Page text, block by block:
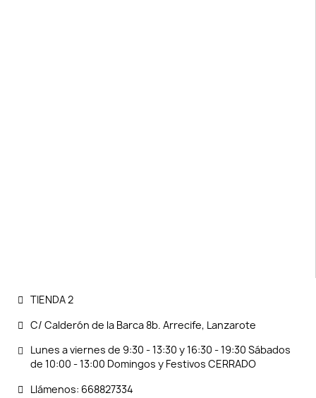
TIENDA 2
C/ Calderón de la Barca 8b. Arrecife, Lanzarote
Lunes a viernes de 9:30 - 13:30 y 16:30 - 19:30 Sábados
de 10:00 - 13:00 Domingos y Festivos CERRADO
Llámenos: 668827334